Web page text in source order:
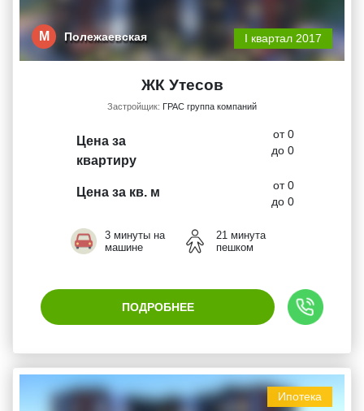
М Полежаевская I квартал 2017
ЖК Утесов
Застройщик: ГРАС группа компаний
Цена за
квартиру
от 0
до 0
Цена за кв. м
от 0
до 0
3 минуты на
машине
21 минута
пешком
ПОДРОБНЕЕ
Ипотека